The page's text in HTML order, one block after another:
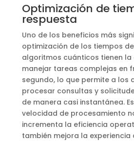
Optimización de
respuesta
Uno de los beneficios más
optimización de los tiempos
algoritmos cuánticos tienen
manejar tareas complejas en
segundo, lo que permite a los
procesar consultas y
de manera casi instantánea.
velocidad de procesamiento
incrementa la eficiencia
también mejora la experiencia